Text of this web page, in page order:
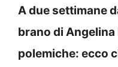
A due settimane
brano di
polemiche: ecco